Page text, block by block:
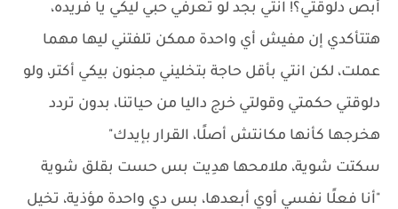
أبص دلوقتي؟! انتي بجد لو تعرفي حبي ليكي يا فريده،
هتتأكدي إن مفيش أي واحدة ممكن تلفتني ليها مهما
عملت، لكن انتي بأقل حاجة بتخليني مجنون بيكي أكتر، ولو
دلوقتي حكمتي وقولتي خرج داليا من حياتنا، بدون تردد
هخرجها كأنها مكانتش أصلًا، القرار بإيدك"
سكتت شوية، ملامحها هدِيت بس حست بقلق شوية
"أنا فعلًا نفسي أوي أبعدها، بس دي واحدة مؤذية، تخيل